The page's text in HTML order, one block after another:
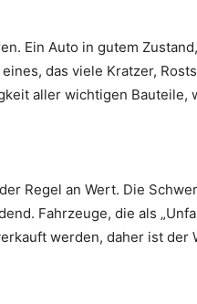
Ein Auto in gutem
das viele Kratzer,
aller wichtigen Bauteile,
Regel an Wert. Die
Fahrzeuge, die als
werden, daher ist der